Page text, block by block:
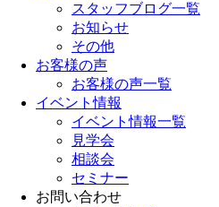
スタッフブログ一覧
お知らせ
その他
お客様の声
お客様の声一覧
イベント情報
イベント情報一覧
見学会
相談会
セミナー
お問い合わせ